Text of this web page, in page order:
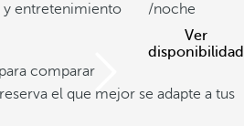
y entretenimiento
/noche
Ver
disponibilidad
comparar
el que mejor se adapte a tus